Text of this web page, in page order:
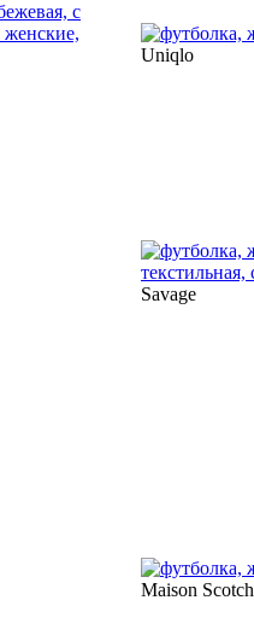
Uniqlo
Savage
Maison Scotch